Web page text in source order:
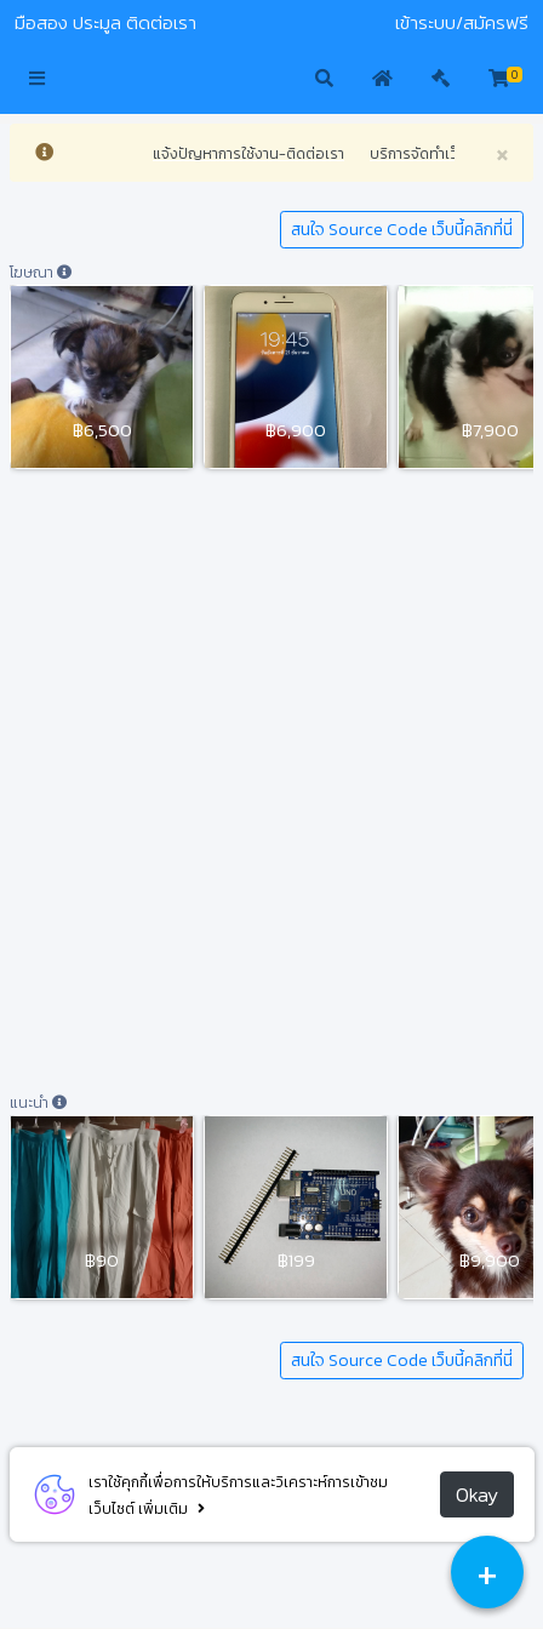
มือสอง ประมูล ติดต่อเรา เข้าระบบ/สมัครฟรี
0
×
แจ้งปัญหาการใช้งาน-ติดต่อเรา บริการจัดทำเว็บไซต์ทุกประ
สนใจ Source Code เว็บนี้คลิกที่นี่
โฆษณา
฿6,500 ฿6,900 ฿7,900
แนะนำ
฿90 ฿199 ฿9,900
สนใจ Source Code เว็บนี้คลิกที่นี่
เราใช้คุกกี้เพื่อการให้บริการและวิเคราะห์การเข้าชม
เว็บไซต์ เพิ่มเติม Okay
+